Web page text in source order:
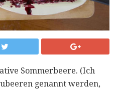
Sommerbeere. (Ich
genannt werden,